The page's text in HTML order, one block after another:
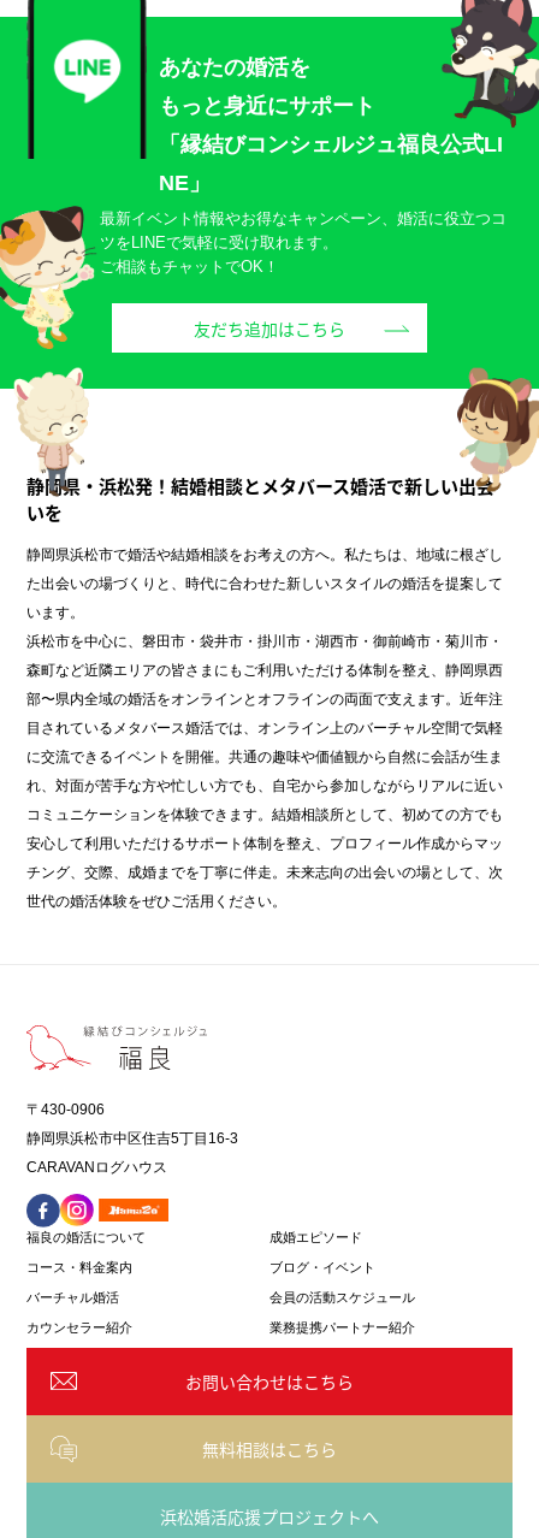
あなたの婚活を
もっと身近にサポート
「縁結びコンシェルジュ福良公式LI
NE」
最新イベント情報やお得なキャンペーン、婚活に役立つコ
ツをLINEで気軽に受け取れます。
ご相談もチャットでOK！
友だち追加はこちら
静岡県・浜松発！結婚相談とメタバース婚活で新しい出会
いを
静岡県浜松市で婚活や結婚相談をお考えの方へ。私たちは、地域に根ざし
た出会いの場づくりと、時代に合わせた新しいスタイルの婚活を提案して
います。
浜松市を中心に、磐田市・袋井市・掛川市・湖西市・御前崎市・菊川市・
森町など近隣エリアの皆さまにもご利用いただける体制を整え、静岡県西
部〜県内全域の婚活をオンラインとオフラインの両面で支えます。近年注
目されているメタバース婚活では、オンライン上のバーチャル空間で気軽
に交流できるイベントを開催。共通の趣味や価値観から自然に会話が生ま
れ、対面が苦手な方や忙しい方でも、自宅から参加しながらリアルに近い
コミュニケーションを体験できます。結婚相談所として、初めての方でも
安心して利用いただけるサポート体制を整え、プロフィール作成からマッ
チング、交際、成婚までを丁寧に伴走。未来志向の出会いの場として、次
世代の婚活体験をぜひご活用ください。
〒430-0906
静岡県浜松市中区住吉5丁目16-3
CARAVANログハウス
福良の婚活について 成婚エピソード
コース・料金案内 ブログ・イベント
バーチャル婚活 会員の活動スケジュール
カウンセラー紹介 業務提携パートナー紹介
お問い合わせはこちら
無料相談はこちら
浜松婚活応援プロジェクトへ